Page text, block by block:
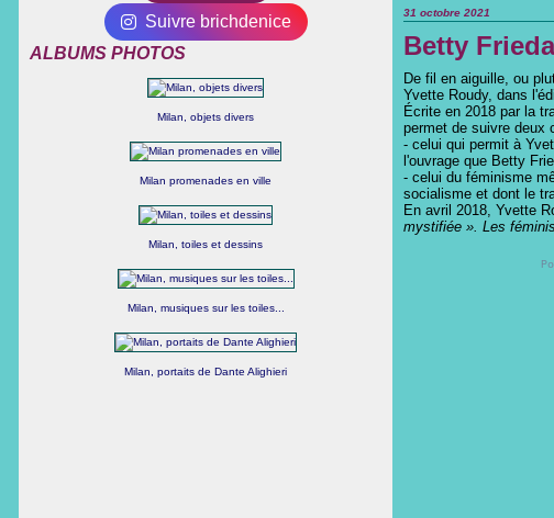
Suivre brichdenice
ALBUMS PHOTOS
Milan, objets divers
Milan promenades en ville
Milan, toiles et dessins
Milan, musiques sur les toiles...
Milan, portaits de Dante Alighieri
31 octobre 2021
Betty
De fil en aiguille, ou
Yvette Roudy, dans
Écrite en 2018 par la
permet de suivre deux
- celui qui permit à
l'ouvrage que Betty
- celui du féminisme
socialisme et dont le
En avril 2018, Yvette
mystifiée ». Les